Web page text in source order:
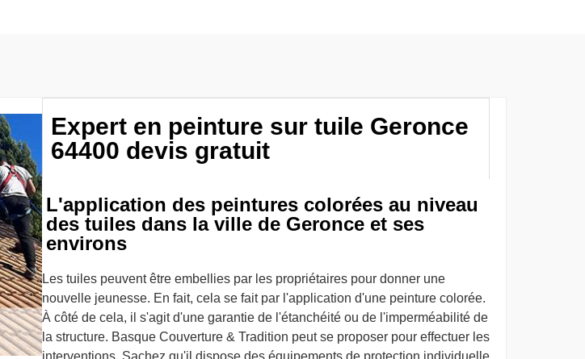
Expert en peinture sur tuile Geronce
64400 devis gratuit
L'application des peintures colorées au niveau
des tuiles dans la ville de Geronce et ses
environs
Les tuiles peuvent être embellies par les propriétaires pour donner une
nouvelle jeunesse. En fait, cela se fait par l'application d'une peinture colorée.
À côté de cela, il s'agit d'une garantie de l'étanchéité ou de l'imperméabilité de
la structure. Basque Couverture & Tradition peut se proposer pour effectuer les
interventions. Sachez qu'il dispose des équipements de protection individuelle